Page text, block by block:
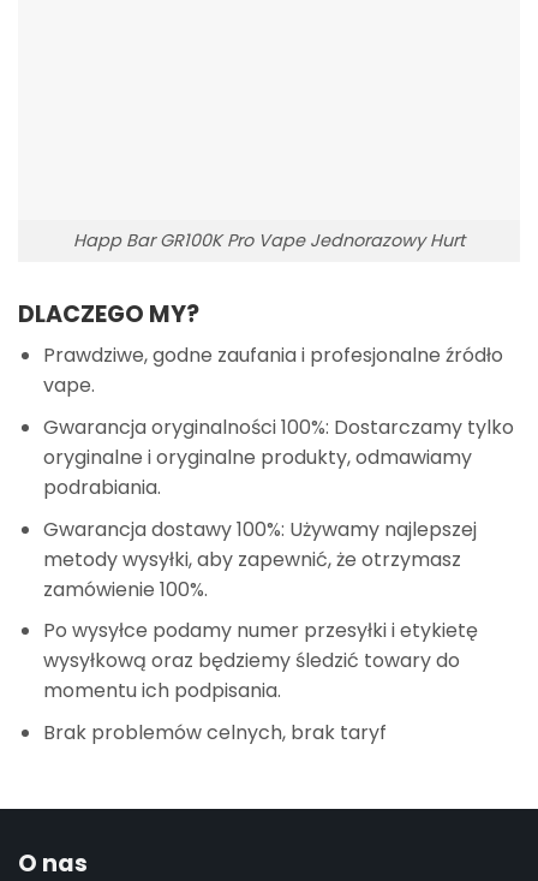
Happ Bar GR100K Pro Vape Jednorazowy Hurt
DLACZEGO MY?
Prawdziwe, godne zaufania i profesjonalne źródło
vape.
Gwarancja oryginalności 100%: Dostarczamy tylko
oryginalne i oryginalne produkty, odmawiamy
podrabiania.
Gwarancja dostawy 100%: Używamy najlepszej
metody wysyłki, aby zapewnić, że otrzymasz
zamówienie 100%.
Po wysyłce podamy numer przesyłki i etykietę
wysyłkową oraz będziemy śledzić towary do
momentu ich podpisania.
Brak problemów celnych, brak taryf
O nas